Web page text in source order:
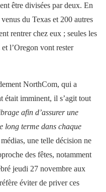
être divisées par deux. En
du Texas et 200 autres
rentrer chez eux ; seules les
l’Oregon vont rester
NorthCom, qui a
était imminent, il s’agit tout
afin d’assurer une
long terme dans chaque
une telle décision ne
des fêtes, notamment
jeudi 27 novembre aux
éviter de priver ces